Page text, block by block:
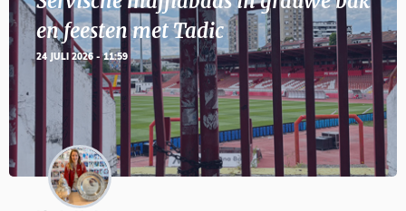
en feesten met Tadic
24 JULI 2026 - 11:59